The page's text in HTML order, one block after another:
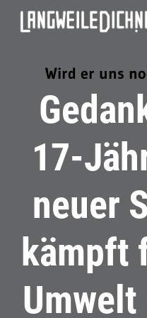
Wird er uns
17-
neuer
kämpft
Umwelt